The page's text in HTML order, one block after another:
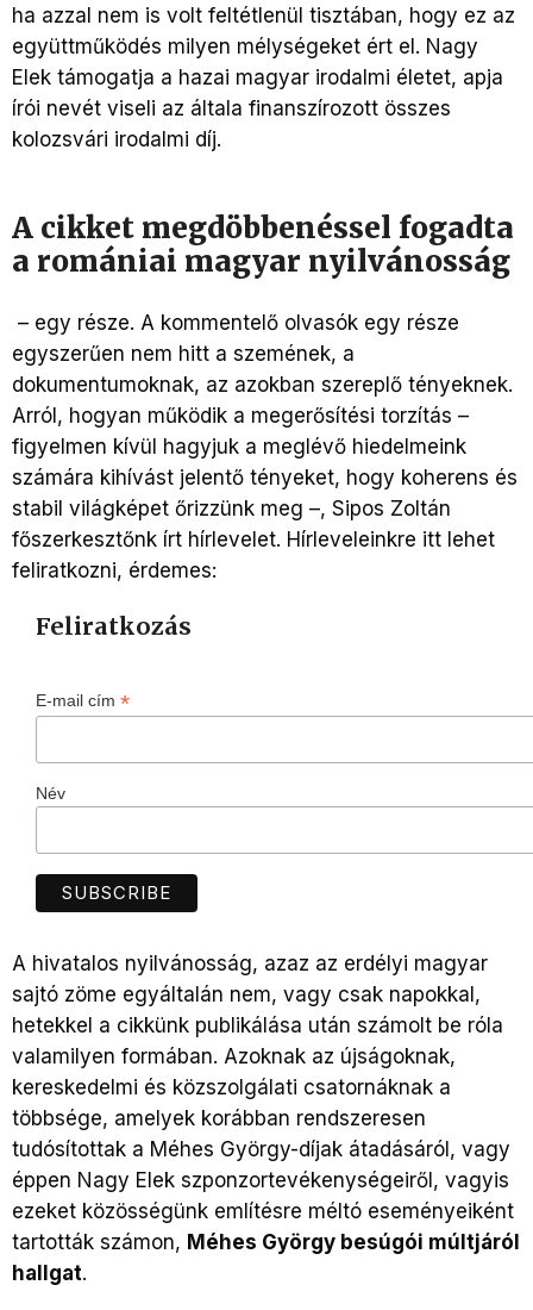
ha azzal nem is volt feltétlenül tisztában, hogy ez az
együttműködés milyen mélységeket ért el. Nagy
Elek támogatja a hazai magyar irodalmi életet, apja
írói nevét viseli az általa finanszírozott összes
kolozsvári irodalmi díj.
A cikket megdöbbenéssel fogadta
a romániai magyar nyilvánosság
– egy része. A kommentelő olvasók egy része
egyszerűen nem hitt a szemének, a
dokumentumoknak, az azokban szereplő tényeknek.
Arról, hogyan működik a megerősítési torzítás –
figyelmen kívül hagyjuk a meglévő hiedelmeink
számára kihívást jelentő tényeket, hogy koherens és
stabil világképet őrizzünk meg –, Sipos Zoltán
főszerkesztőnk írt hírlevelet. Hírleveleinkre itt lehet
feliratkozni, érdemes:
Feliratkozás
E-mail cím *
Név
A hivatalos nyilvánosság, azaz az erdélyi magyar
sajtó zöme egyáltalán nem, vagy csak napokkal,
hetekkel a cikkünk publikálása után számolt be róla
valamilyen formában. Azoknak az újságoknak,
kereskedelmi és közszolgálati csatornáknak a
többsége, amelyek korábban rendszeresen
tudósítottak a Méhes György-díjak átadásáról, vagy
éppen Nagy Elek szponzortevékenységeiről, vagyis
ezeket közösségünk említésre méltó eseményeiként
tartották számon, Méhes György besúgói múltjáról
hallgat.